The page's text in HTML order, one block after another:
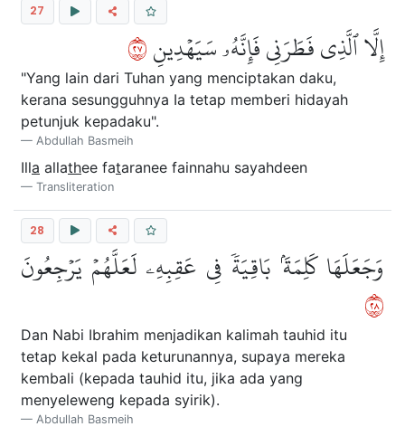
27
إِلَّا ٱلَّذِي فَطَرَنِي فَإِنَّهُۥ سَيَهۡدِينِ٧٢
"Yang lain dari Tuhan yang menciptakan daku,
kerana sesungguhnya Ia tetap memberi hidayah
petunjuk kepadaku".
Abdullah Basmeih
Illa allathee fataranee fainnahu sayahdeen
Transliteration
28
وَجَعَلَهَا كَلِمَةَۢ بَاقِيَةٗ فِي عَقِبِهِۦ لَعَلَّهُمۡ يَرۡجِعُونَ
٨٢
Dan Nabi Ibrahim menjadikan kalimah tauhid itu
tetap kekal pada keturunannya, supaya mereka
kembali (kepada tauhid itu, jika ada yang
menyeleweng kepada syirik).
Abdullah Basmeih